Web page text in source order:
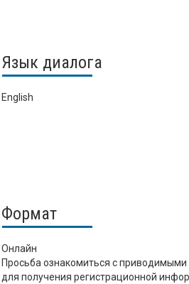
Язык диалога
English
Формат
Онлайн
Просьба ознакомиться с
для получения регистрационной